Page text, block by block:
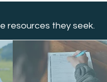
resources they seek.